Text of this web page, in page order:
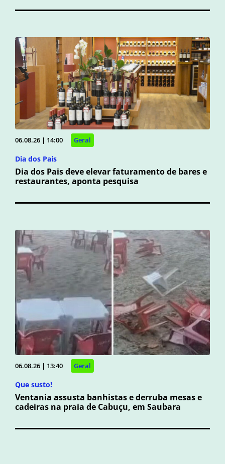
06.08.26 | 14:00 Geral
Dia dos Pais
Dia dos Pais deve elevar faturamento de bares e
restaurantes, aponta pesquisa
06.08.26 | 13:40 Geral
Que susto!
Ventania assusta banhistas e derruba mesas e
cadeiras na praia de Cabuçu, em Saubara